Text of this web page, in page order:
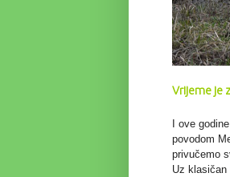
Vrijeme je
I ove
povodom
privučemo
Uz klasičan